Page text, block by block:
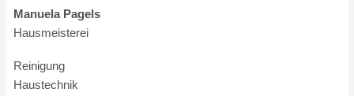
Manuela Pagels
Hausmeisterei
Reinigung
Haustechnik